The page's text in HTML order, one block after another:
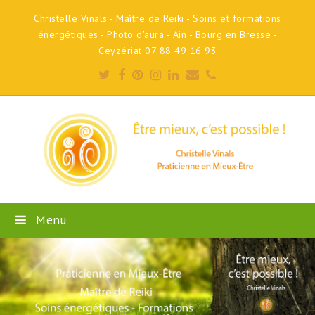
Christelle Vinals - Maître de Reiki - Soins et formations
énergétiques - Photo d'aura - Ain - Bourg en Bresse -
Ceyzériat 07 88 49 16 93
Twitter
Facebook
Pinterest
Instagram
LinkedIn
EmailPhone
Menu